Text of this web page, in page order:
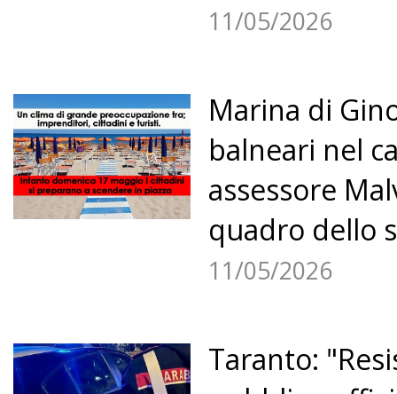
11/05/2026
Marina di
balneari nel
assessore
quadro dello
11/05/2026
Taranto: